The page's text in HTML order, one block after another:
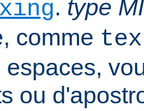
. type
comme
ou